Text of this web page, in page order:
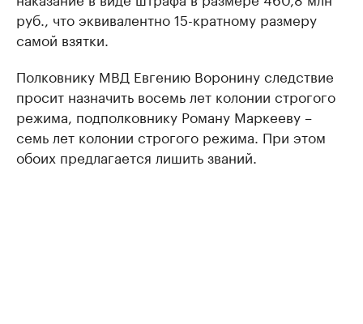
руб., что эквивалентно 15-кратному размеру
самой взятки.
Полковнику МВД Евгению Воронину следствие
просит назначить восемь лет колонии строгого
режима, подполковнику Роману Маркееву –
семь лет колонии строгого режима. При этом
обоих предлагается лишить званий.